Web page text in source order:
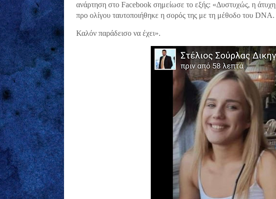
ανάρτηση στο Facebook σημείωσε το εξής: «Δυστυχώς, η άτυχη
προ ολίγου ταυτοποιήθηκε η σορός της με τη μέθοδο του DNA.
Καλόν παράδεισο να έχει».